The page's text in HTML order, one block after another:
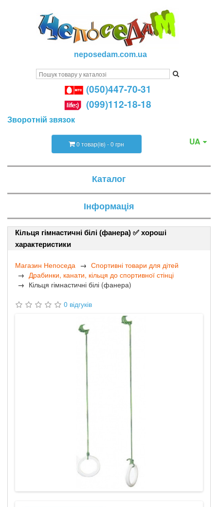
neposedam.com.ua
(050)447-70-31
(099)112-18-18
Зворотній звязок
UA
0 товар(ів) - 0 грн
Каталог
Інформація
Кільця гімнастичні білі (фанера) ✅ хороші
характеристики
Магазин Непоседа
Спортивні товари для дітей
Драбинки, канати, кільця до спортивної стінці
Кільця гімнастичні білі (фанера)
0 відгуків